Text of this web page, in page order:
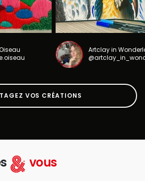
Artclay in
VOS CRÉATIONS
vous